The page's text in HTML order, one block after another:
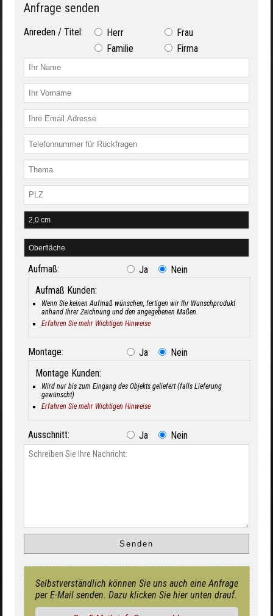
Anfrage senden
Anreden / Titel: Herr
Frau
Familie
Firma
Aufmaß: Ja
Nein
Aufmaß Kunden:
Wenn Sie keinen Aufmaß wünschen, fertigen wir Ihr Wunschprodukt
anhand Ihrer Zeichnung und den angegebenen Maßen.
Erfahren Sie mehr Wichtigen Hinweise
Montage: Ja
Nein
Montage Kunden:
Wird nur bis zum Eingang des Objekts geliefert (falls Lieferung
gewünscht)
Erfahren Sie mehr Wichtigen Hinweise
Ausschnitt: Ja Nein
Selbstverständlich können Sie uns auch eine Anfrage
per E-Mail senden. Dazu klicken Sie hier unten drauf.